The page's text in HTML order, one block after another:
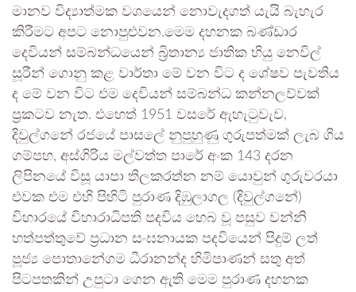
මානව විද්‍යාත්මක වශයෙන් නොවැදගත් යැයි බැහැර
කිරීමට අපට නොපුළුවන.මෙම දහනක බණ්ඩාර
දෙවියන් සම්බන්ධයෙන් බ්‍රිතාන්‍ය ජාතික හියු නෙවිල්
සූරීන් ගොනු කළ වාර්තා මේ වන විට ද ශේෂව පැවතිය
ද මේ වන විට එම දෙවියන් සම්බන්ධ කන්නලව්වක්
ප්‍රකටව නැත. එහෙත් 1951 වසරේ ඇහැටුවැව,
දිවුල්ගනේ රජයේ පාසලේ නුපුහුණු ගුරුපත්මක් ලැබ ගිය
ගම්පහ, අස්ගිරිය මල්වත්ත පාරේ අංක 143 දරන
ලිපිනයේ විසූ යාපා තිලකරත්න නම් යොවුන් ගුරුවරයා
එවක එම එහි පිහිටි පුරාණ දිඹුලාගල (දිවුල්ගනේ)
විහාරයේ විහාරාධිපති පදවිය හෙබ වූ පසුව වන්නි
හත්පත්තුවේ ප්‍රධාන සංඝනායක පදවියෙන් පිදුම් ලත්
පූජ්‍ය පොතානේගම ධීරානන්ද හිමිපාණන් සතු අත්
පිටපතකින් උපුටා ගෙන ඇති මෙම පුරාණ දහනක